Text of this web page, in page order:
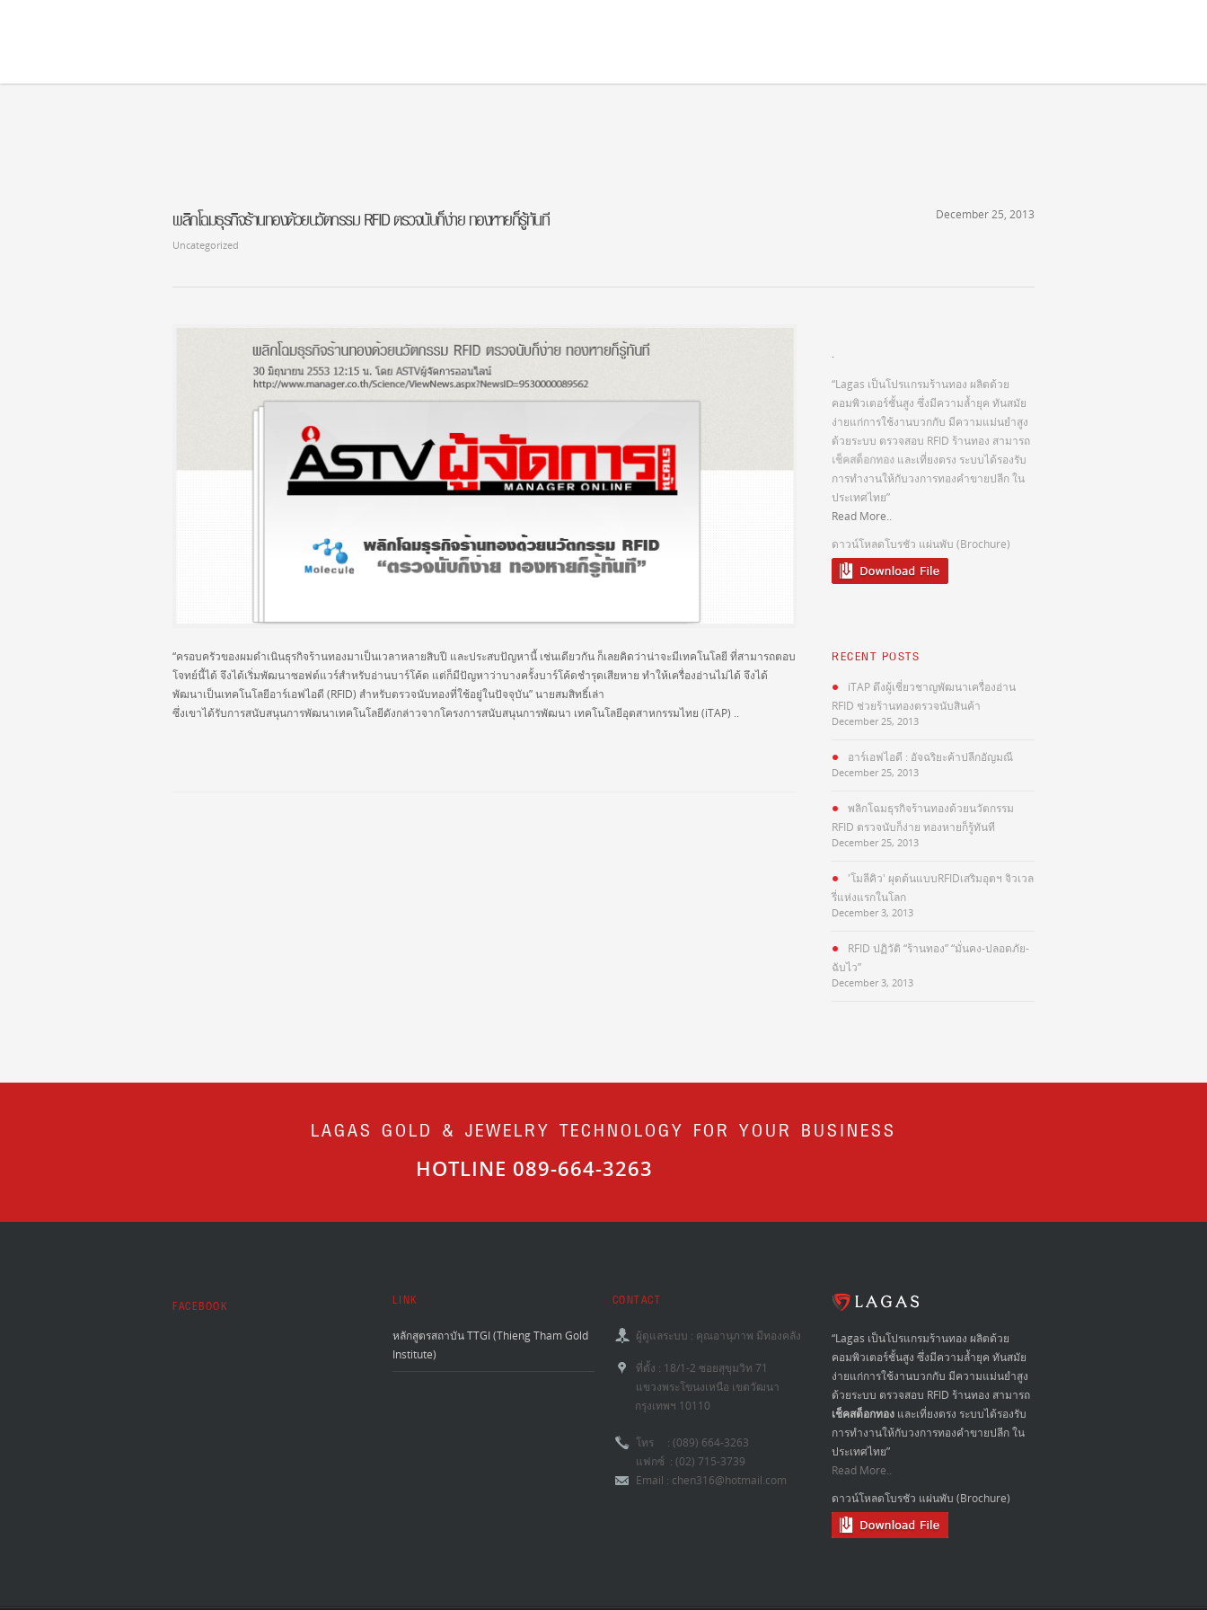
พลิกโฉมธุรกิจร้านทองด้วยนวัตกรรม RFID ตรวจนับก็ง่าย ทองหายก็รู้ทันที
Uncategorized
December 25, 2013
“ครอบครัวของผมดำเนินธุรกิจร้านทองมาเป็นเวลาหลายสิบปี และประสบปัญหานี้ เช่นเดียวกัน ก็เลยคิดว่าน่าจะมีเทคโนโลยี ที่สามารถตอบ
โจทย์นี้ได้ จึงได้เริ่มพัฒนาซอฟต์แวร์สำหรับอ่านบาร์โค้ด แต่ก็มีปัญหาว่าบางครั้งบาร์โค้ดชำรุดเสียหาย ทำให้เครื่องอ่านไม่ได้ จึงได้
พัฒนาเป็นเทคโนโลยีอาร์เอฟไอดี (RFID) สำหรับตรวจนับทองที่ใช้อยู่ในปัจจุบัน” นายสมสิทธิ์เล่า
ซึ่งเขาได้รับการสนับสนุนการพัฒนาเทคโนโลยีดังกล่าวจากโครงการสนับสนุนการพัฒนา เทคโนโลยีอุตสาหกรรมไทย (iTAP) ..
.
“Lagas เป็นโปรแกรมร้านทอง ผลิตด้วย
คอมพิวเตอร์ชั้นสูง ซึ่งมีความล้ำยุค ทันสมัย
ง่ายแก่การใช้งานบวกกับ มีความแม่นยำสูง
ด้วยระบบ ตรวจสอบ RFID ร้านทอง สามารถ
เช็คสต็อกทอง และเที่ยงตรง ระบบได้รองรับ
การทำงานให้กับวงการทองคำขายปลีก ใน
ประเทศไทย”
Read More..
ดาวน์โหลดโบรชัว แผ่นพับ (Brochure)
RECENT POSTS
iTAP ดึงผู้เชี่ยวชาญพัฒนาเครื่องอ่าน
RFID ช่วยร้านทองตรวจนับสินค้า
December 25, 2013
อาร์เอฟไอดี : อัจฉริยะค้าปลีกอัญมณี
December 25, 2013
พลิกโฉมธุรกิจร้านทองด้วยนวัตกรรม
RFID ตรวจนับก็ง่าย ทองหายก็รู้ทันที
December 25, 2013
'โมลีคิว' ผุดต้นแบบRFIDเสริมอุตฯ จิวเวล
รี่แห่งแรกในโลก
December 3, 2013
RFID ปฏิวัติ “ร้านทอง” “มั่นคง-ปลอดภัย-
ฉับไว”
December 3, 2013
LAGAS GOLD & JEWELRY TECHNOLOGY FOR YOUR BUSINESS
HOTLINE 089-664-3263
FACEBOOK LINK
หลักสูตรสถาบัน TTGI (Thieng Tham Gold
Institute)
CONTACT
ผู้ดูแลระบบ : คุณอานุภาพ มีทองคลัง
ที่ตั้ง : 18/1-2 ซอยสุขุมวิท 71
แขวงพระโขนงเหนือ เขตวัฒนา
กรุงเทพฯ 10110
โทร : (089) 664-3263
แฟกซ์ : (02) 715-3739
Email : chen316@hotmail.com
.
“Lagas เป็นโปรแกรมร้านทอง ผลิตด้วย
คอมพิวเตอร์ชั้นสูง ซึ่งมีความล้ำยุค ทันสมัย
ง่ายแก่การใช้งานบวกกับ มีความแม่นยำสูง
ด้วยระบบ ตรวจสอบ RFID ร้านทอง สามารถ
เช็คสต็อกทอง และเที่ยงตรง ระบบได้รองรับ
การทำงานให้กับวงการทองคำขายปลีก ใน
ประเทศไทย”
Read More..
ดาวน์โหลดโบรชัว แผ่นพับ (Brochure)